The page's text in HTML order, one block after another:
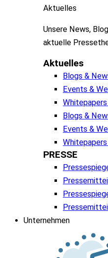
Aktuelles
Unsere News,
aktuelle
Aktuelles
Blogs &
Events &
Blogs &
Events &
PRESSE
Unternehmen